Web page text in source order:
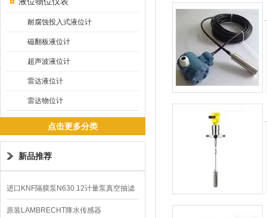
耐腐蚀投入式液位计
磁翻板液位计
超声波液位计
雷达液位计
雷达物位计
点击更多分类
新品推荐
进口KNF隔膜泵N630.12计量泵真空抽滤
泵价格
原装LAMBRECHT降水传感器